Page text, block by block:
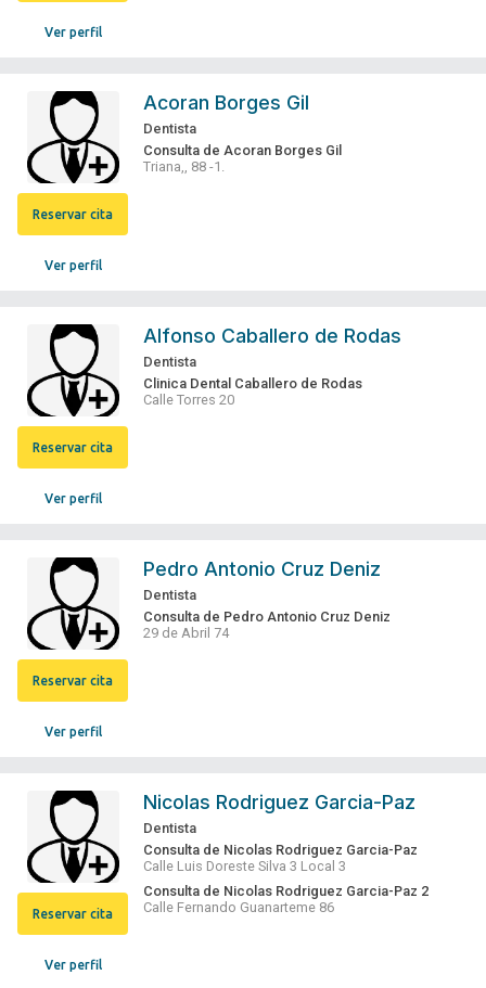
Ver perfil
Ver perfil
Reservar cita
Acoran Borges Gil
Dentista
Consulta de Acoran Borges Gil
Triana,, 88 -1.
Ver perfil
Reservar cita
Alfonso Caballero de Rodas
Dentista
Clinica Dental Caballero de Rodas
Calle Torres 20
Ver perfil
Reservar cita
Pedro Antonio Cruz Deniz
Dentista
Consulta de Pedro Antonio Cruz Deniz
29 de Abril 74
Ver perfil
Reservar cita
Nicolas Rodriguez Garcia-Paz
Dentista
Consulta de Nicolas Rodriguez Garcia-Paz
Calle Luis Doreste Silva 3 Local 3
Consulta de Nicolas Rodriguez Garcia-Paz 2
Calle Fernando Guanarteme 86